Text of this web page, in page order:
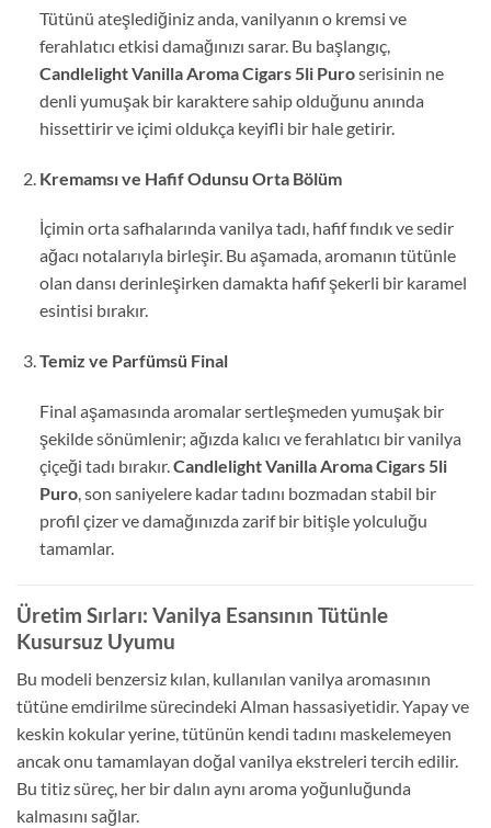
Tütünü ateşlediğiniz anda, vanilyanın o kremsi ve
ferahlatıcı etkisi damağınızı sarar. Bu başlangıç,
Candlelight Vanilla Aroma Cigars 5li Puroserisinin ne
denli yumuşak bir karaktere sahip olduğunu anında
hissettirir ve içimi oldukça keyifli bir hale getirir.
Kremamsı ve Hafif Odunsu Orta Bölüm
İçimin orta safhalarında vanilya tadı, hafif fındık ve sedir
ağacı notalarıyla birleşir. Bu aşamada, aromanın tütünle
olan dansı derinleşirken damakta hafif şekerli bir karamel
esintisi bırakır.
Temiz ve Parfümsü Final
Final aşamasında aromalar sertleşmeden yumuşak bir
şekilde sönümlenir; ağızda kalıcı ve ferahlatıcı bir vanilya
çiçeği tadı bırakır.Candlelight Vanilla Aroma Cigars 5li
Puro, son saniyelere kadar tadını bozmadan stabil bir
profil çizer ve damağınızda zarif bir bitişle yolculuğu
tamamlar.
Üretim Sırları: Vanilya Esansının Tütünle
Kusursuz Uyumu
Bu modeli benzersiz kılan, kullanılan vanilya aromasının
tütüne emdirilme sürecindeki Alman hassasiyetidir. Yapay ve
keskin kokular yerine, tütünün kendi tadını maskelemeyen
ancak onu tamamlayan doğal vanilya ekstreleri tercih edilir.
Bu titiz süreç, her bir dalın aynı aroma yoğunluğunda
kalmasını sağlar.